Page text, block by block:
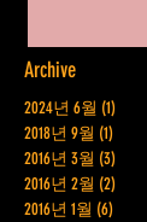
Archive
2024년 6월 (1)
2018년 9월 (1)
2016년 3월 (3)
2016년 2월 (2)
2016년 1월 (6)